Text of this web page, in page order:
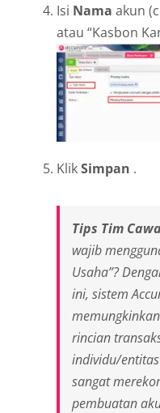
Isi Nama akun
atau “Kasbon
KlikSimpan .
Tips Tim
wajib
Usaha”?
ini, sistem
rincian
individu/
sangat
pembuatan